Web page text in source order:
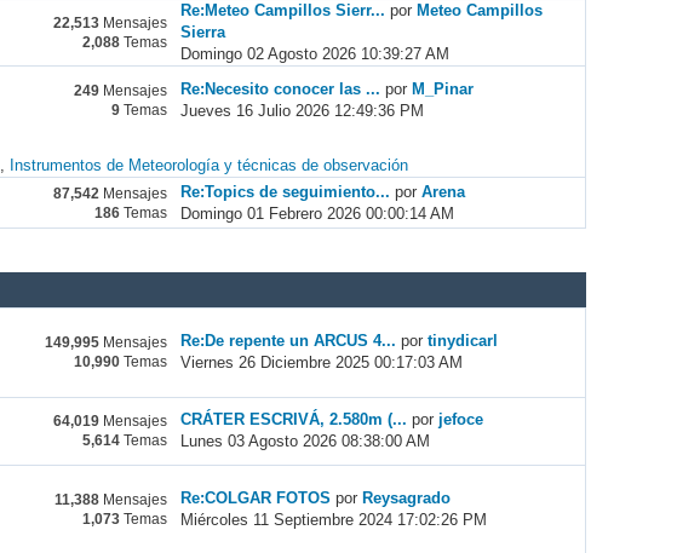
22,513 Mensajes
2,088 Temas
Re:Meteo Campillos Sierr... por Meteo Campillos
Sierra
Domingo 02 Agosto 2026 10:39:27 AM
249 Mensajes
9 Temas
Re:Necesito conocer las ... porM_Pinar
Jueves 16 Julio 2026 12:49:36 PM
Instrumentos de Meteorología y técnicas de observación
87,542 Mensajes
186 Temas
Re:Topics de seguimiento... porArena
Domingo 01 Febrero 2026 00:00:14 AM
149,995 Mensajes
10,990 Temas
Re:De repente un ARCUS 4... portinydicarl
Viernes 26 Diciembre 2025 00:17:03 AM
64,019 Mensajes
5,614 Temas
CRÁTER ESCRIVÁ, 2.580m (... por jefoce
Lunes 03 Agosto 2026 08:38:00 AM
11,388 Mensajes
1,073 Temas
Re:COLGAR FOTOS por Reysagrado
Miércoles 11 Septiembre 2024 17:02:26 PM